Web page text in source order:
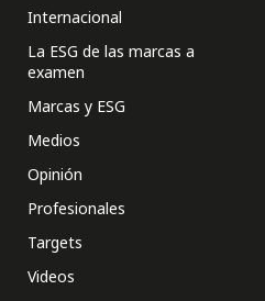
Internacional
La ESG de las marcas a
examen
Marcas y ESG
Medios
Opinión
Profesionales
Targets
Videos